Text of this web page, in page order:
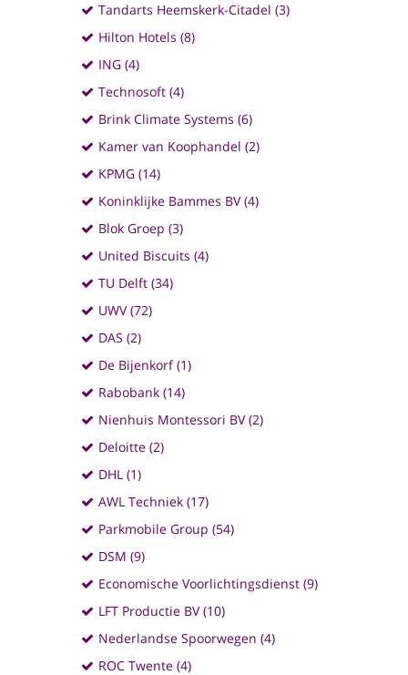
Tandarts Heemskerk-Citadel (3)
Hilton Hotels (8)
ING (4)
Technosoft (4)
Brink Climate Systems (6)
Kamer van Koophandel (2)
KPMG (14)
Koninklijke Bammes BV (4)
Blok Groep (3)
United Biscuits (4)
TU Delft (34)
UWV (72)
DAS (2)
De Bijenkorf (1)
Rabobank (14)
Nienhuis Montessori BV (2)
Deloitte (2)
DHL (1)
AWL Techniek (17)
Parkmobile Group (54)
DSM (9)
Economische Voorlichtingsdienst (9)
LFT Productie BV (10)
Nederlandse Spoorwegen (4)
ROC Twente (4)